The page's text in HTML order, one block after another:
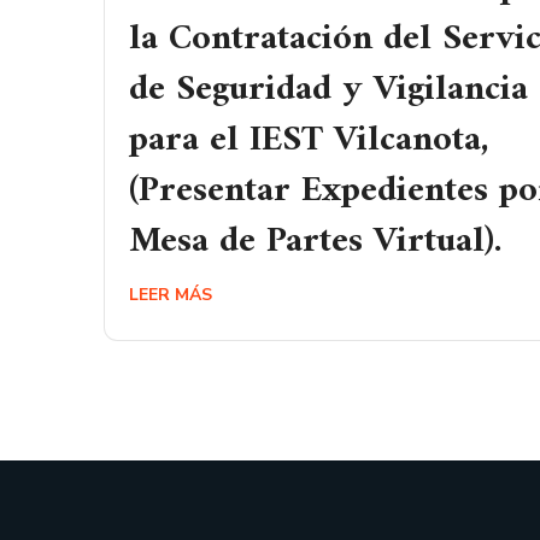
la Contratación del
de Seguridad y Vigilancia
para el IEST Vilcanota,
(Presentar Expedientes
Mesa de Partes Virtual).
LEER MÁS